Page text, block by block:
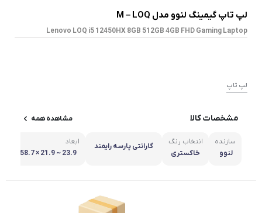
لپ تاپ گیمینگ لنوو مدل M – LOQ
Lenovo LOQ i5 12450HX 8GB 512GB 4GB FHD Gaming Laptop
لپ تاپ
مشخصات کالا مشاهده همه
سازنده
لنوو
انتخاب رنگ
خاکستری
گارانتی پارسه رایمند
ابعاد